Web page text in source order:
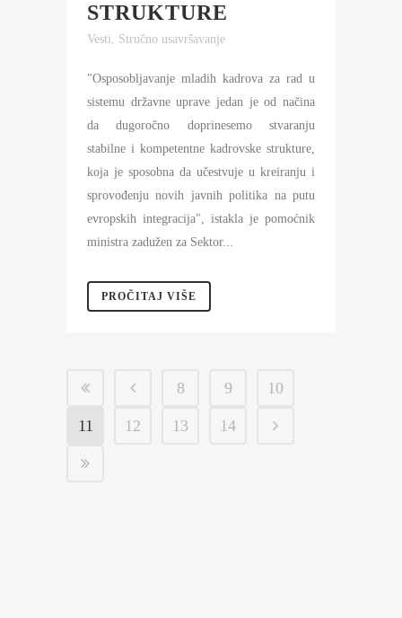
STRUKTURE
Vesti, Stručno usavršavanje
"Osposobljavanje mladih kadrova za rad u
sistemu državne uprave jedan je od načina
da dugoročno doprinesemo stvaranju
stabilne i kompetentne kadrovske strukture,
koja je sposobna da učestvuje u kreiranju i
sprovođenju novih javnih politika na putu
evropskih integracija", istakla je pomoćnik
ministra zadužen za Sektor...
PROČITAJ VIŠE
8 9 10
11 12 13 14